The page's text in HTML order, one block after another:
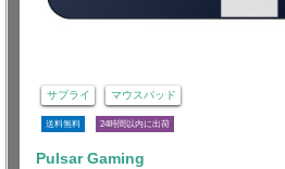
サプライ マウスパッド
送料無料 24時間以内に出荷
Pulsar Gaming